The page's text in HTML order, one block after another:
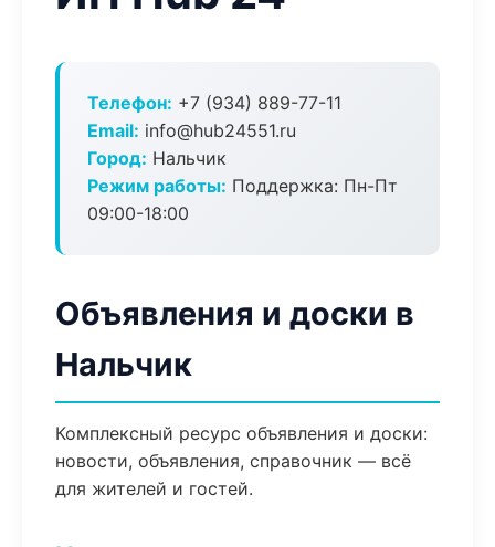
Телефон: +7 (934) 889-77-11
Email: info@hub24551.ru
Город: Нальчик
Режим работы: Поддержка: Пн-Пт
09:00-18:00
Объявления и доски в
Нальчик
Комплексный ресурс объявления и доски:
новости, объявления, справочник — всё
для жителей и гостей.